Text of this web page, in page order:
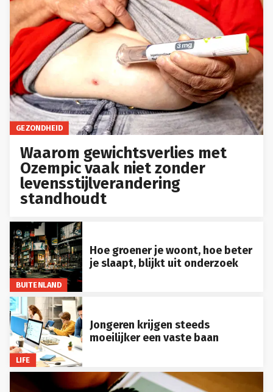
GEZONDHEID
Waarom gewichtsverlies met
Ozempic vaak niet zonder
levensstijlverandering
standhoudt
BUITENLAND
Hoe groener je woont, hoe beter
je slaapt, blijkt uit onderzoek
LIFE
Jongeren krijgen steeds
moeilijker een vaste baan